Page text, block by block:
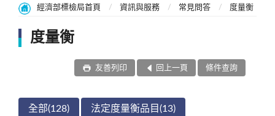
經濟部標檢局首頁 資訊與服務 常見問答 度量衡
度量衡
條件查詢
回上一頁
友善列印
全部(128) 法定度量衡品目(13)